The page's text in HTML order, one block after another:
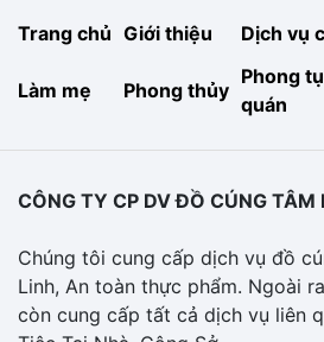
Trang chủ Giới thiệu Dịch vụ
Làm mẹ Phong thủy
Phong
quán
CÔNG TY CP DV ĐỒ CÚNG TÂM
Chúng tôi cung cấp dịch vụ đồ
Linh, An toàn thực phẩm. Ngoài
còn cung cấp tất cả dịch vụ liên